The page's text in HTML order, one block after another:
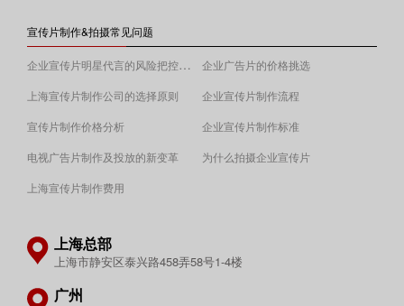
宣传片制作&拍摄常见问题
企业宣传片明星代言的风险把控须知
企业广告片的价格挑选
上海宣传片制作公司的选择原则
企业宣传片制作流程
宣传片制作价格分析
企业宣传片制作标准
电视广告片制作及投放的新变革
为什么拍摄企业宣传片
上海宣传片制作费用
上海总部
上海市静安区泰兴路458弄58号1-4楼
广州